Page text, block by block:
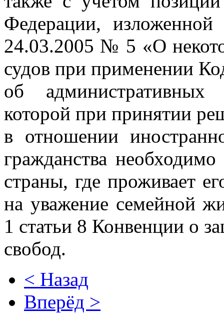
Федерации,
24.03.2005 № 5 «О
судов при применении
об административных
которой при принятии
в отношении
гражданства
страны, где проживает
на уважение семейной
1 статьи 8 Конвенции о
свобод.
< Назад
Вперёд >